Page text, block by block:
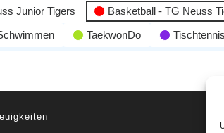
Junior Tigers Basketball - TG Neuss
TaekwonDo Tischtennis